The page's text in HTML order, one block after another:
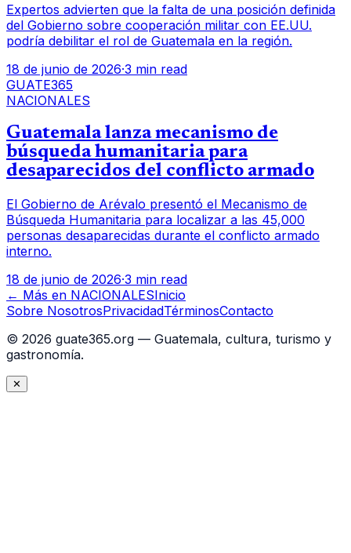
Expertos advierten que la falta de una posición definida
del Gobierno sobre cooperación militar con EE.UU.
podría debilitar el rol de Guatemala en la región.
18 de junio de 2026·3 min read
GUATE365
NACIONALES
Guatemala lanza mecanismo de
búsqueda humanitaria para
desaparecidos del conflicto armado
El Gobierno de Arévalo presentó el Mecanismo de
Búsqueda Humanitaria para localizar a las 45,000
personas desaparecidas durante el conflicto armado
interno.
18 de junio de 2026·3 min read
← Más en NACIONALESInicio
Sobre NosotrosPrivacidadTérminosContacto
© 2026 guate365.org — Guatemala, cultura, turismo y
gastronomía.
✕